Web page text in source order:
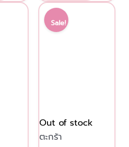
Sale!
Out of stock
ตะกร้า
Original
price